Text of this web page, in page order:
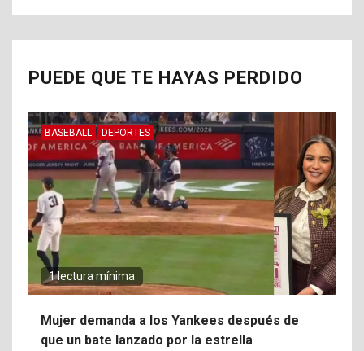
PUEDE QUE TE HAYAS PERDIDO
BASEBALL DEPORTES
1 lectura mínima
Mujer demanda a los Yankees después de
que un bate lanzado por la estrella